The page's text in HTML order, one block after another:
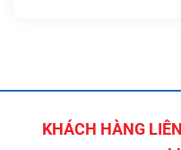
KHÁCH HÀNG